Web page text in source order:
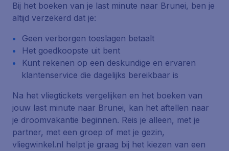
Bij het boeken van je last minute naar Brunei, ben je
altijd verzekerd dat je:
Geen verborgen toeslagen betaalt
Het goedkoopste uit bent
Kunt rekenen op een deskundige en ervaren
klantenservice die dagelijks bereikbaar is
Na het vliegtickets vergelijken en het boeken van
jouw last minute naar Brunei, kan het aftellen naar
je droomvakantie beginnen. Reis je alleen, met je
partner, met een groep of met je gezin,
vliegwinkel.nl helpt je graag bij het kiezen van een